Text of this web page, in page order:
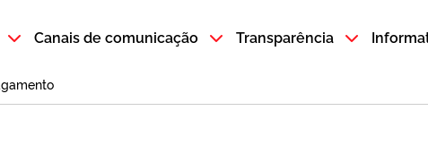
Canais de comunicação Transparência